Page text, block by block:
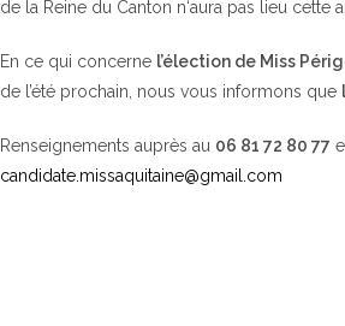
de la Reine du Canton n‘aura pas lieu cette
En ce qui concerne l’élection de Miss
de l’été prochain, nous vous informons que
Renseignements auprès au 06 81 72 80 77
candidate.missaquitaine@gmail.com